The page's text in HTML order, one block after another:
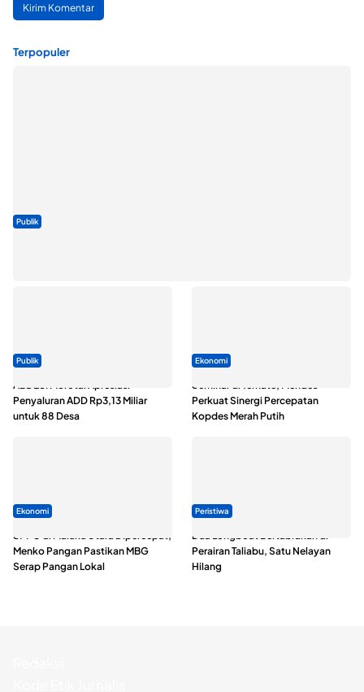
Terpopuler
Publik
Publik
ABDESI Morotai Apresiasi
Penyaluran ADD Rp3,13 Miliar
untuk 88 Desa
Ekonomi
Seminar di Ternate, Mendes
Perkuat Sinergi Percepatan
Kopdes Merah Putih
Ekonomi
SPPG di Maluku Utara Dipercepat,
Menko Pangan Pastikan MBG
Serap Pangan Lokal
Peristiwa
Dua Longboat Bertabrakan di
Perairan Taliabu, Satu Nelayan
Hilang